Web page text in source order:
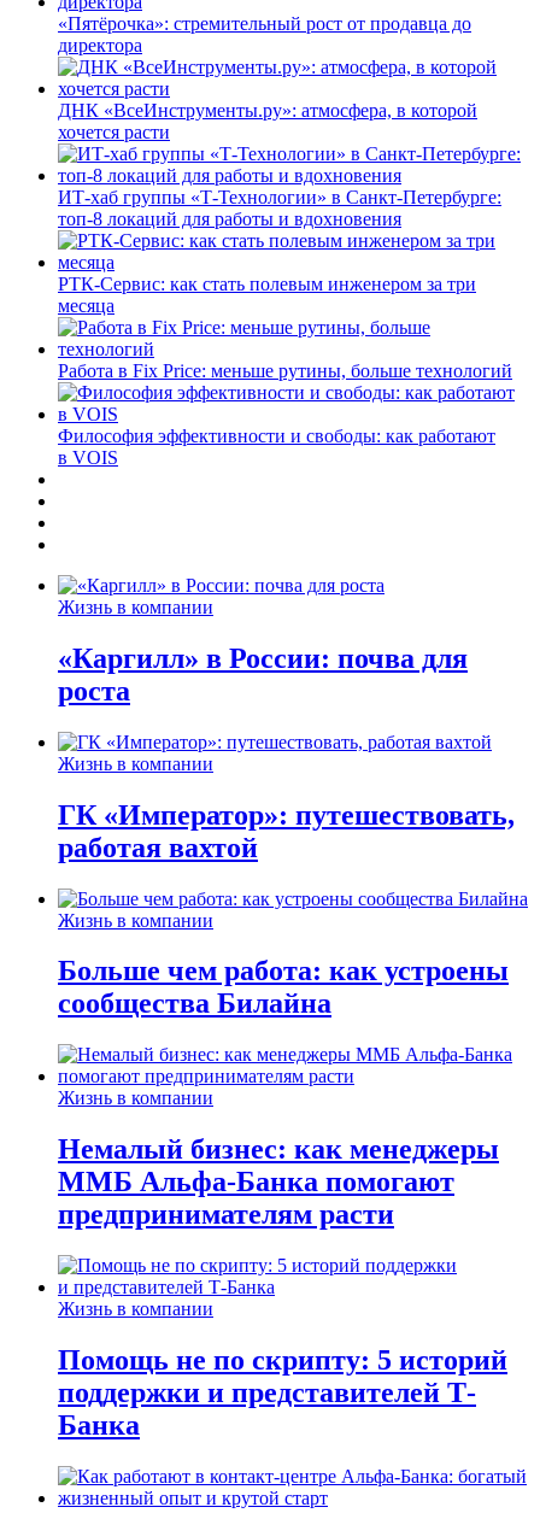
«Пятёрочка»: стремительный рост от продавца до
директора
ДНК «ВсеИнструменты.ру»: атмосфера, в которой
хочется расти
ИТ-хаб группы «Т-Технологии» в Санкт-Петербурге:
топ-8 локаций для работы и вдохновения
РТК-Сервис: как стать полевым инженером за три
месяца
Работа в Fix Price: меньше рутины, больше технологий
Философия эффективности и свободы: как работают
в VOIS
Жизнь в компании
«Каргилл» в России: почва для
роста
Жизнь в компании
ГК «Император»: путешествовать,
работая вахтой
Жизнь в компании
Больше чем работа: как устроены
сообщества Билайна
Жизнь в компании
Немалый бизнес: как менеджеры
ММБ Альфа-Банка помогают
предпринимателям расти
Жизнь в компании
Помощь не по скрипту: 5 историй
поддержки и представителей Т-
Банка